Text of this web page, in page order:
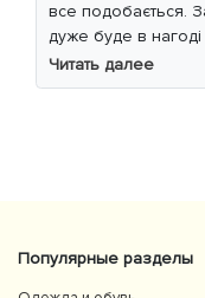
все подобається.
дуже буде в
уважно читав
Читать далее
Популярные разделы